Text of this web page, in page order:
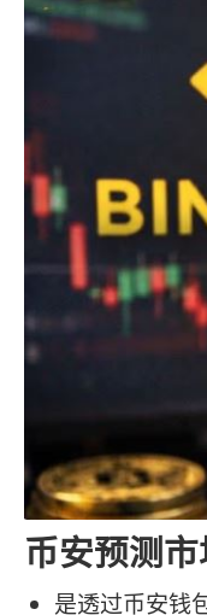
币安预测
是透过币安钱